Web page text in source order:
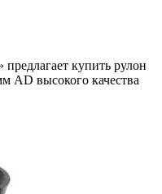
купить рулон
AD высокого качества